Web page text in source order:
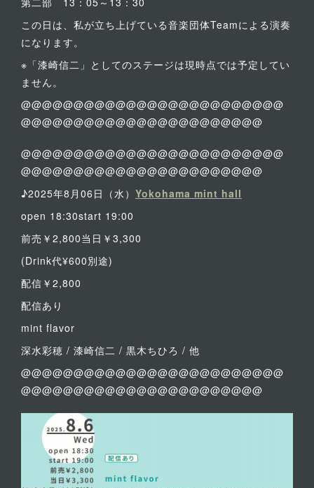
この日は、私が立ち上げている音楽団体Teamによる演奏
になります。
※「漆崎信二」としてのステージは現時点では予定してい
ません。
@@@@@@@@@@@@@@@@@@@@@@@@@
@@@@@@@@@@@@@@@@@@@@@@@
@@@@@@@@@@@@@@@@@@@@@@@@@
@@@@@@@@@@@@@@@@@@@@@@@
♪2025年8月06日（水） Yokohama mint hall
open 18:30start 19:00
前売￥2,800当日￥3,300
(Drink代¥600別途)
配信￥2,800
配信あり
mint flavor
深水彩穂 / 漆崎信二 / 黒木ちひろ / 他
@@@@@@@@@@@@@@@@@@@@@@@@@
@@@@@@@@@@@@@@@@@@@@@@@